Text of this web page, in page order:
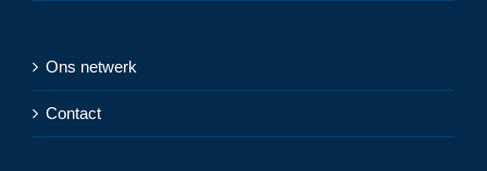
Ons netwerk
Contact